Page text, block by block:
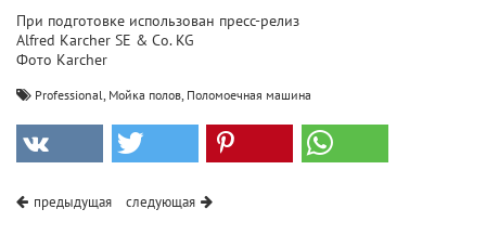
При подготовке использован пресс-релиз
Alfred Karcher SE & Co. KG
Фото Karcher
Professional, Мойка полов, Поломоечная машина
предыдущая следующая